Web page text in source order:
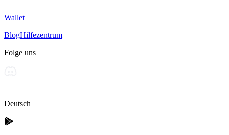
Wallet
BlogHilfezentrum
Folge uns
Deutsch